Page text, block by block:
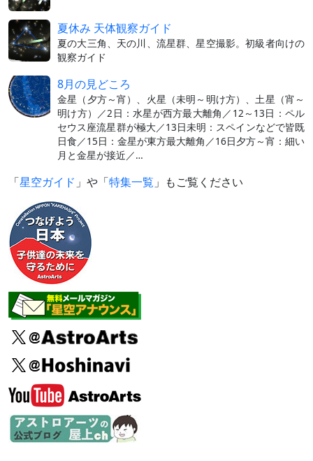
夏休み 天体観察ガイド
夏の大三角、天の川、流星群、星空撮影。初級者向けの
観察ガイド
8月の見どころ
金星（夕方～宵）、火星（未明～明け方）、土星（宵～
明け方）／2日：水星が西方最大離角／12～13日：ペル
セウス座流星群が極大／13日未明：スペインなどで皆既
日食／15日：金星が東方最大離角／16日夕方～宵：細い
月と金星が接近／…
「星空ガイド 」や「特集一覧 」もご覧ください